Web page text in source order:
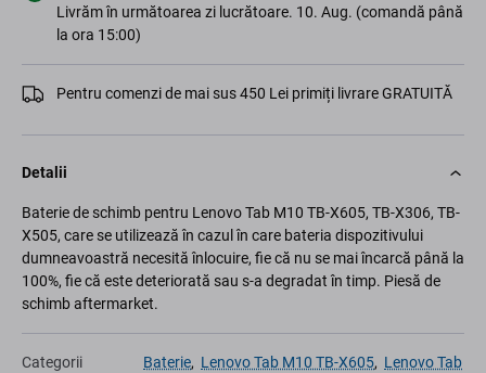
Livrăm în următoarea zi lucrătoare. 10. Aug. (comandă până
la ora 15:00)
Pentru comenzi de mai sus 450 Lei primiți livrare GRATUITĂ
Detalii
Baterie de schimb pentru Lenovo Tab M10 TB-X605, TB-X306, TB-
X505, care se utilizează în cazul în care bateria dispozitivului
dumneavoastră necesită înlocuire, fie că nu se mai încarcă până la
100%, fie că este deteriorată sau s-a degradat în timp. Piesă de
schimb aftermarket.
Categorii Baterie, Lenovo Tab M10 TB-X605, Lenovo Tab